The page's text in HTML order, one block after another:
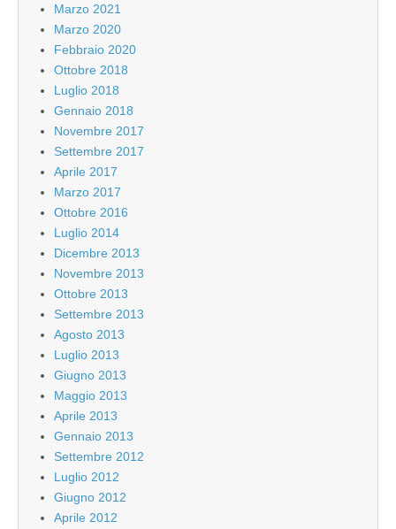
Marzo 2021
Marzo 2020
Febbraio 2020
Ottobre 2018
Luglio 2018
Gennaio 2018
Novembre 2017
Settembre 2017
Aprile 2017
Marzo 2017
Ottobre 2016
Luglio 2014
Dicembre 2013
Novembre 2013
Ottobre 2013
Settembre 2013
Agosto 2013
Luglio 2013
Giugno 2013
Maggio 2013
Aprile 2013
Gennaio 2013
Settembre 2012
Luglio 2012
Giugno 2012
Aprile 2012